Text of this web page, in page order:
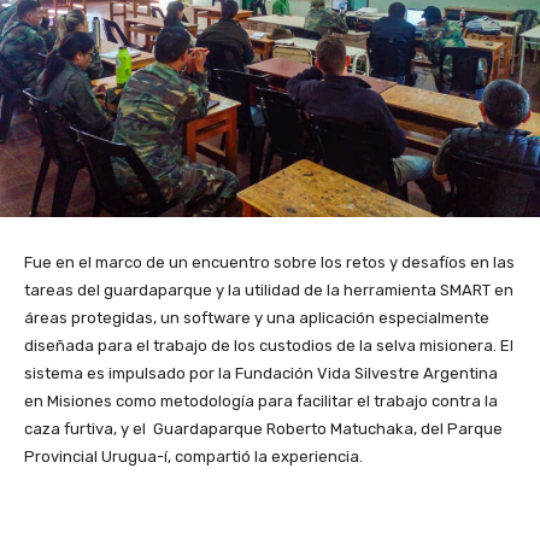
Fue en el marco de un encuentro sobre los retos y desafíos en las
tareas del guardaparque y la utilidad de la herramienta SMART en
áreas protegidas, un software y una aplicación especialmente
diseñada para el trabajo de los custodios de la selva misionera. El
sistema es impulsado por la Fundación Vida Silvestre Argentina
en Misiones como metodología para facilitar el trabajo contra la
caza furtiva, y el Guardaparque Roberto Matuchaka, del Parque
Provincial Urugua-í, compartió la experiencia.